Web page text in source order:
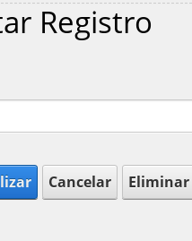
Registro
Cancelar Eliminar